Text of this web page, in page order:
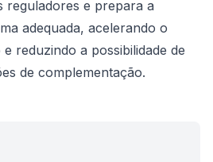
reguladores e prepara a
adequada, acelerando o
reduzindo a possibilidade de
de complementação.